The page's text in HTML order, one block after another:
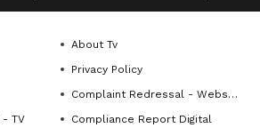
About Tv
Privacy Policy
Complaint Redressal - Website
TV
Compliance Report Digital